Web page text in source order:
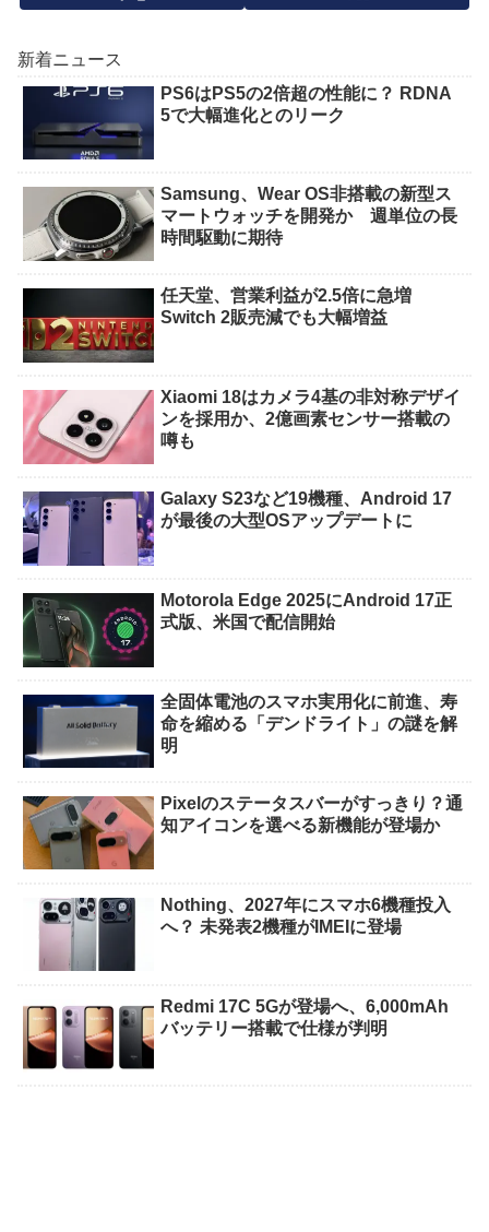
新着ニュース
PS6はPS5の2倍超の性能に？ RDNA
5で大幅進化とのリーク
Samsung、Wear OS非搭載の新型ス
マートウォッチを開発か 週単位の長
時間駆動に期待
任天堂、営業利益が2.5倍に急増
Switch 2販売減でも大幅増益
Xiaomi 18はカメラ4基の非対称デザイ
ンを採用か、2億画素センサー搭載の
噂も
Galaxy S23など19機種、Android 17
が最後の大型OSアップデートに
Motorola Edge 2025にAndroid 17正
式版、米国で配信開始
全固体電池のスマホ実用化に前進、寿
命を縮める「デンドライト」の謎を解
明
Pixelのステータスバーがすっきり？通
知アイコンを選べる新機能が登場か
Nothing、2027年にスマホ6機種投入
へ？ 未発表2機種がIMEIに登場
Redmi 17C 5Gが登場へ、6,000mAh
バッテリー搭載で仕様が判明